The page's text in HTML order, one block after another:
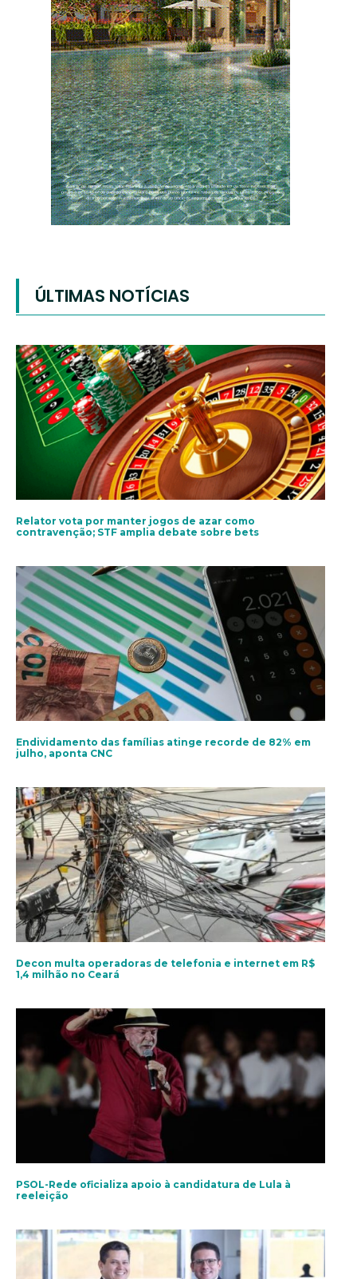
ÚLTIMAS NOTÍCIAS
Relator vota por manter jogos de azar como
contravenção; STF amplia debate sobre bets
Endividamento das famílias atinge recorde de 82% em
julho, aponta CNC
Decon multa operadoras de telefonia e internet em R$
1,4 milhão no Ceará
PSOL-Rede oficializa apoio à candidatura de Lula à
reeleição